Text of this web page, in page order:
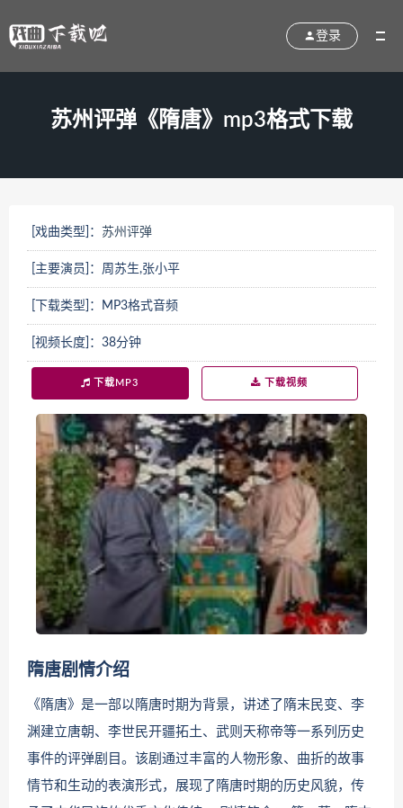
登录
苏州评弹《隋唐》mp3格式下载
[戏曲类型]： 苏州评弹
[主要演员]：周苏生,张小平
[下载类型]：MP3格式音频
[视频长度]：38分钟
下载MP3 下载视频
隋唐剧情介绍
《隋唐》是一部以隋唐时期为背景，讲述了隋末民变、李
渊建立唐朝、李世民开疆拓土、武则天称帝等一系列历史
事件的评弹剧目。该剧通过丰富的人物形象、曲折的故事
情节和生动的表演形式，展现了隋唐时期的历史风貌，传